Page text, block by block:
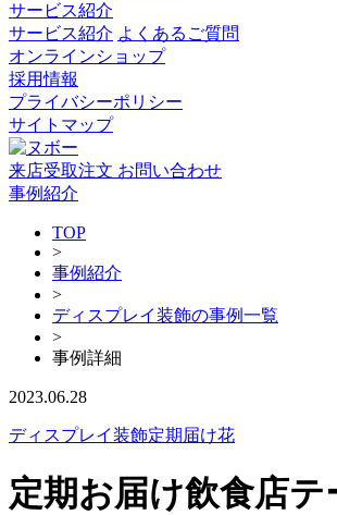
サービス紹介
サービス紹介 よくあるご質問
オンラインショップ
採用情報
プライバシーポリシー
サイトマップ
来店受取注文 お問い合わせ
事例紹介
TOP
>
事例紹介
>
ディスプレイ装飾の事例一覧
>
事例詳細
2023.06.28
ディスプレイ装飾定期届け花
定期お届け飲食店テ